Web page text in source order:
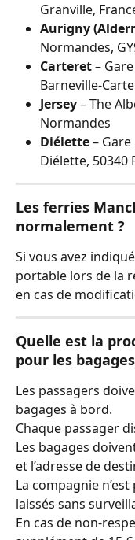
Granville,
Aurigny
Normandes,
Carteret –
Barneville-
Jersey – The
Normandes
Diélette –
Diélette, 50340
Les ferries
normalement ?
Si vous avez
portable lors de la
en cas de
Quelle est la
pour les
Les passagers
bagages à bord.
Chaque passager
Les bagages
et l’adresse de
La compagnie
laissés sans
En cas de non-